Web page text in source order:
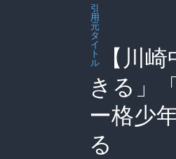
引
用
元
タ
イ
ト
ル
【川
きる」
ー格少
る